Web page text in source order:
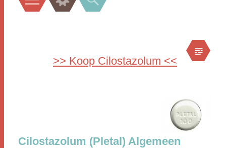
>> Koop Cilostazolum <<
Cilostazolum (Pletal) Algemeen